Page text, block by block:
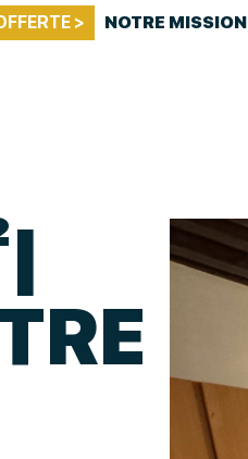
> NOTRE MISSION